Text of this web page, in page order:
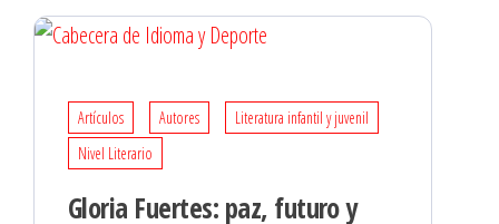
Artículos Autores
Literatura infantil y juvenil
Nivel Literario
Gloria Fuertes: paz, futuro y